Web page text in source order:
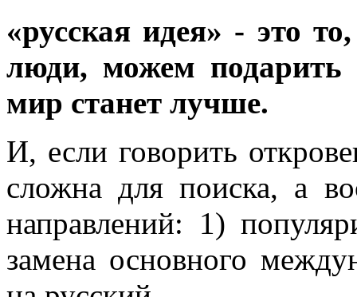
«русская идея» - это
люди, можем подарить
мир станет лучше.
И, если говорить
сложна для поиска, а
направлений: 1)
замена основного